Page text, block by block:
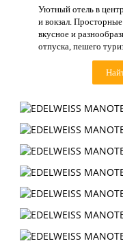
Страны
Как купить
Контакты
Уютный отель в
и вокзал.
вкусное и
отпуска, пешего